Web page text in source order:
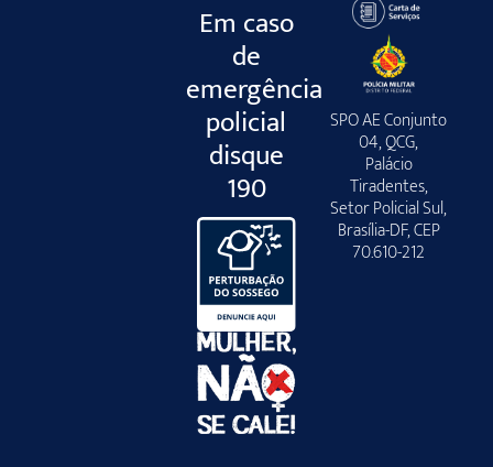
Em caso
de
emergência
policial
disque
190
SPO AE Conjunto
04, QCG,
Palácio
Tiradentes,
Setor Policial Sul,
Brasília-DF, CEP
70.610-212